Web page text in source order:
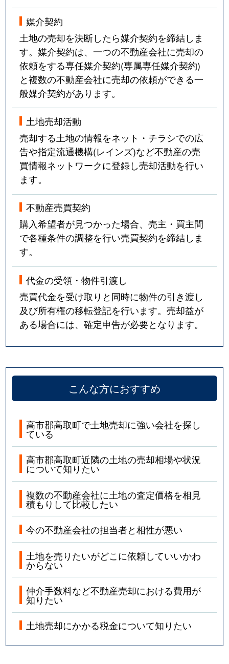
媒介契約
土地の売却を決断したら媒介契約を締結しま
す。媒介契約は、一つの不動産会社に売却の
依頼をする専任媒介契約(専属専任媒介契約)
と複数の不動産会社に売却の依頼ができる一
般媒介契約があります。
土地売却活動
売却する土地の情報をネット・チラシでの広
告や指定流通機構(レインズ)など不動産の売
買情報ネットワークに登録し売却活動を行い
ます。
不動産売買契約
購入希望者が見つかった場合、売主・買主間
で各種条件の調整を行い売買契約を締結しま
す。
代金の受領・物件引渡し
売買代金を受け取りと同時に物件の引き渡し
及び所有権の移転登記を行います。売却益が
ある場合には、確定申告が必要となります。
こんな方におすすめ
高市郡高取町で土地売却に強い会社を探し
ている
高市郡高取町近隣の土地の売却相場や状況
について知りたい
複数の不動産会社に土地の査定価格を相見
積もりして比較したい
今の不動産会社の担当者と相性が悪い
土地を売りたいがどこに依頼していいかわ
からない
仲介手数料など不動産売却における費用が
知りたい
土地売却にかかる税金について知りたい